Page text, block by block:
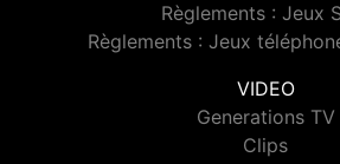
Règlements : Jeux
Règlements : Jeux
VIDEO
Generations TV
Clips